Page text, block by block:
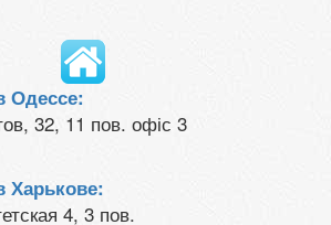
Одессе:
32, 11 пов. офіс 3
Харькове:
4, 3 пов.